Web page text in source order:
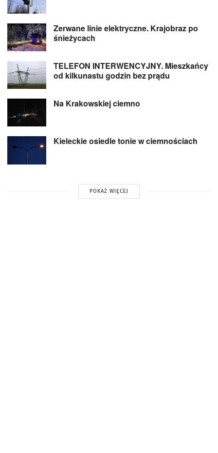
Zerwane linie elektryczne. Krajobraz po
śnieżycach
TELEFON INTERWENCYJNY. Mieszkańcy
od kilkunastu godzin bez prądu
Na Krakowskiej ciemno
Kieleckie osiedle tonie w ciemnościach
POKAŻ WIĘCEJ